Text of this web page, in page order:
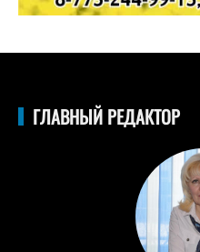
ГЛАВНЫЙ РЕДАКТОР